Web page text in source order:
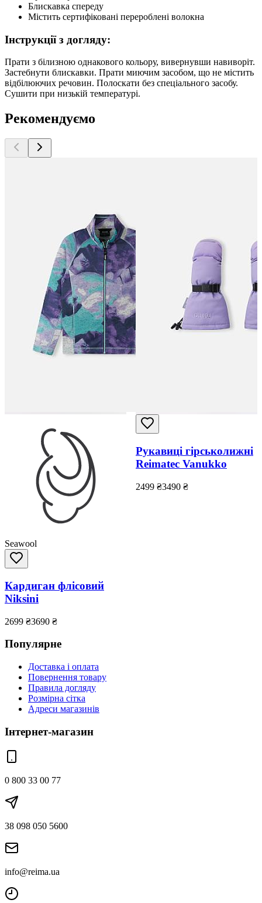
Блискавка спереду
Містить сертифіковані перероблені волокна
Інструкції з догляду:
Прати з білизною однакового кольору, вивернувши навиворіт.
Застебнути блискавки. Прати миючим засобом, що не містить
відбілюючих речовин. Полоскати без спеціального засобу.
Сушити при низькій температурі.
Рекомендуємо
Seawool
Кардиган флісовий
Niksini
2699 ₴3690 ₴
Рукавиці гірськолижні
Reimatec Vanukko
2499 ₴3490 ₴
Популярне
Доставка і оплата
Повернення товару
Правила догляду
Розмірна сітка
Адреси магазинів
Інтернет-магазин
0 800 33 00 77
38 098 050 5600
info@reima.ua